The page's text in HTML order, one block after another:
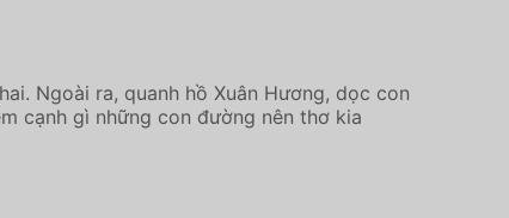
Ngoài ra, quanh hồ Xuân Hương, dọc con
cạnh gì những con đường nên thơ kia